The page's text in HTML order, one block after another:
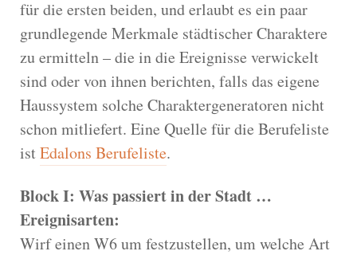
für die ersten beiden, und erlaubt es ein paar
grundlegende Merkmale städtischer Charaktere
zu ermitteln – die in die Ereignisse verwickelt
sind oder von ihnen berichten, falls das eigene
Haussystem solche Charaktergeneratoren nicht
schon mitliefert. Eine Quelle für die Berufeliste
istEdalons Berufeliste.
Block I: Was passiert in der Stadt …
Ereignisarten:
Wirf einen W6 um festzustellen, um welche Art